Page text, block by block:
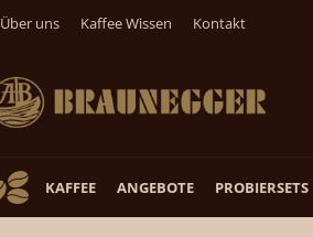
Über uns Kaffee Wissen Kontakt
KAFFEE ANGEBOTE PROBIERSETS